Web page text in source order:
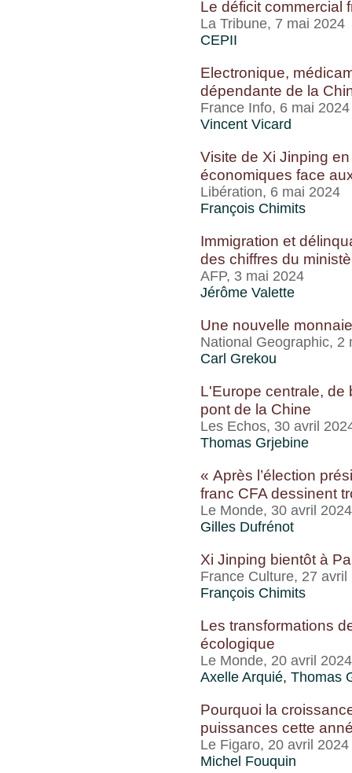
Le déficit commercial
La Tribune, 7 mai 2024
CEPII
Electronique,
dépendante de la
France Info, 6 mai 2024
Vincent Vicard
Visite de Xi Jinping
économiques face
Libération, 6 mai 2024
François Chimits
Immigration et
des chiffres du
AFP, 3 mai 2024
Jérôme Valette
Une nouvelle
National Geographic, 2
Carl Grekou
L'Europe centrale, de
pont de la Chine
Les Echos, 30 avril
Thomas Grjebine
« Après l’élection
franc CFA dessinent
Le Monde, 30 avril 2024
Gilles Dufrénot
Xi Jinping bientôt à
France Culture, 27 avril
François Chimits
Les transformations
écologique
Le Monde, 20 avril 2024
Axelle Arquié, Thomas
Pourquoi la
puissances cette
Le Figaro, 20 avril 2024
Michel Fouquin